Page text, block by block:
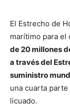
El Estrecho de
marítimo para el
de 20 millones
a través del
suministro
una cuarta
licuado.